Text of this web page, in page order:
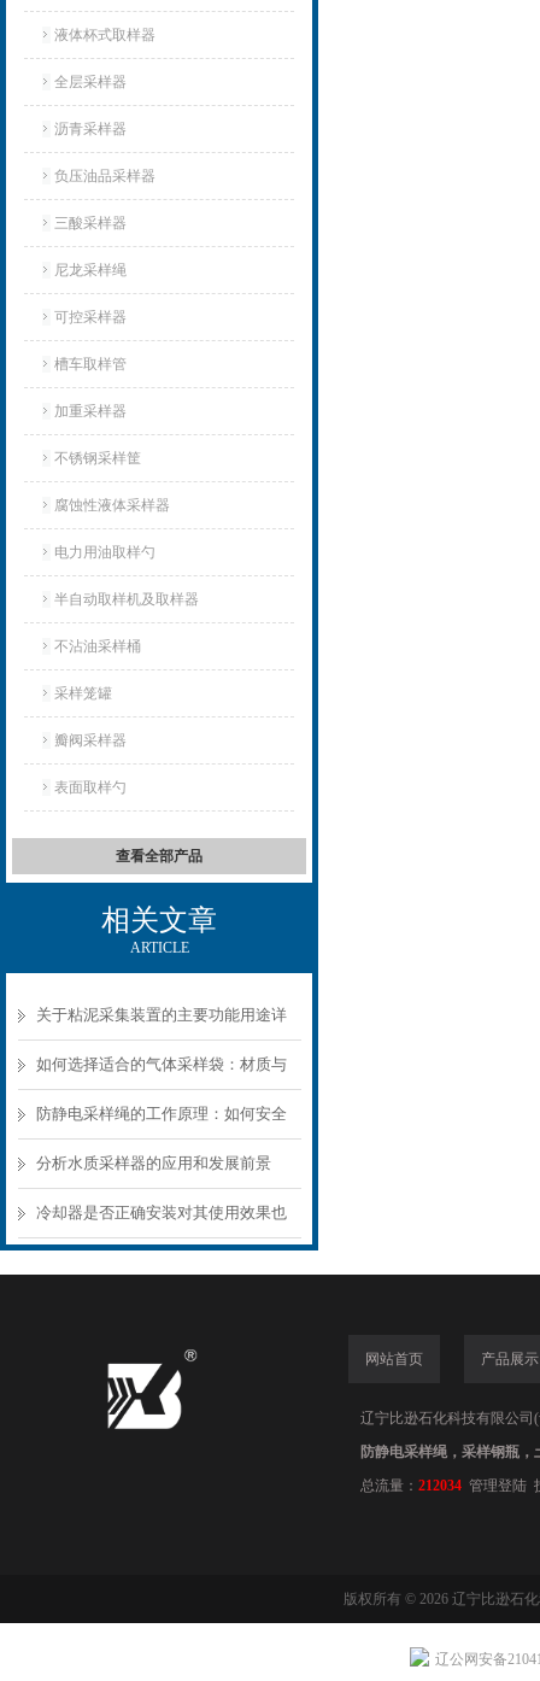
液体杯式取样器
全层采样器
沥青采样器
负压油品采样器
三酸采样器
尼龙采样绳
可控采样器
槽车取样管
加重采样器
不锈钢采样筐
腐蚀性液体采样器
电力用油取样勺
半自动取样机及取样器
不沾油采样桶
采样笼罐
瓣阀采样器
表面取样勺
查看全部产品
相关文章
ARTICLE
关于粘泥采集装置的主要功能用途详
解
如何选择适合的气体采样袋：材质与
性能考量
防静电采样绳的工作原理：如何安全
导走取样过程中的静电荷？
分析水质采样器的应用和发展前景
冷却器是否正确安装对其使用效果也
网站首页 产品展示
辽宁比逊石化科技有限公司
防静电采样绳，采样钢瓶
总流量： 212034 管理登陆
版权所有 © 2026 辽宁比逊石
辽公网安备